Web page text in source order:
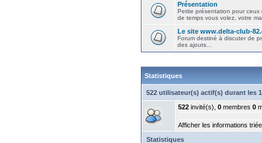
Présentation
Petite présentation pour
de temps vous volez, votre
Le site www.delta-club-
Forum destiné à discuter de
des ajouts...
Statistiques
522 utilisateur(s) actif(s) durant les
522 invité(s), 0 membres 0
Afficher les informations
Statistiques